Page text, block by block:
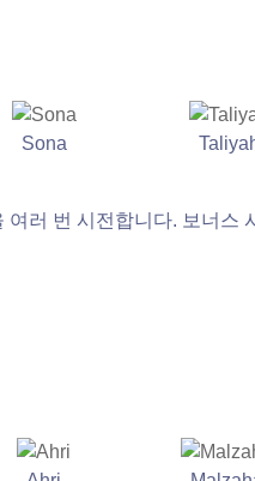
Sona
러 번 시전합니다. 보너스